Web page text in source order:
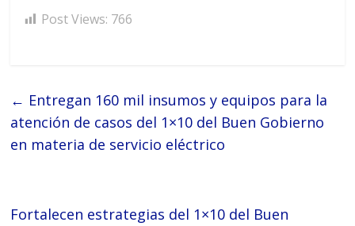
Post Views: 766
← Entregan 160 mil insumos y equipos para la
atención de casos del 1×10 del Buen Gobierno
en materia de servicio eléctrico
Fortalecen estrategias del 1×10 del Buen